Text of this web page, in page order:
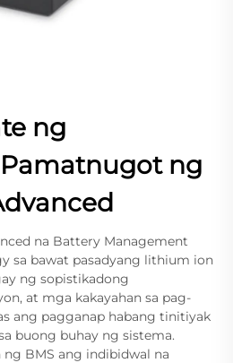
ng
ng
na Battery Management
sa bawat pasadyang lithium ion
ng sopistikadong
at mga kakayahan sa pag-
ang pagganap habang tinitiyak
buong buhay ng sistema.
BMS ang indibidwal na